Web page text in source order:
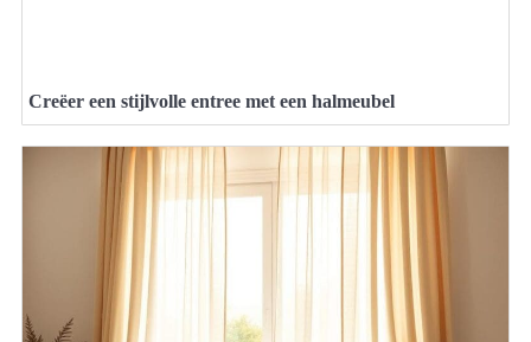
Creëer een stijlvolle entree met een halmeubel